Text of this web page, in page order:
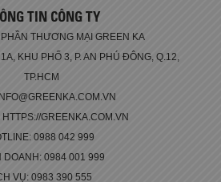
TIN CÔNG TY
THƯƠNG MẠI GREEN KA
KHU PHỐ 3, P. AN PHÚ ĐÔNG, Q.12,
TP.HCM
HTTPS://GREENKA.COM.VN
0988 042 999
DOANH: 0984 001 999
VỤ: 0983 390 555